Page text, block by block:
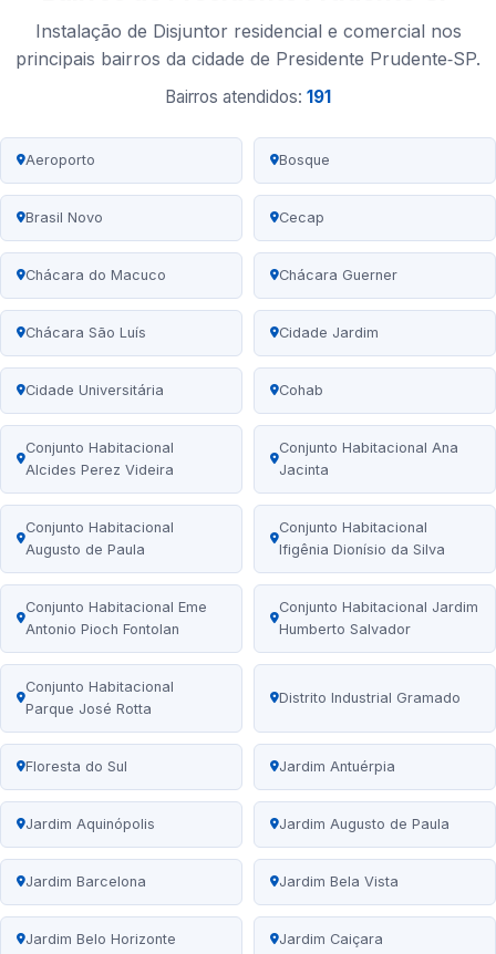
Instalação de Disjuntor residencial e comercial nos
principais bairros da cidade de Presidente Prudente‑SP.
Bairros atendidos: 191
Aeroporto Bosque
Brasil Novo Cecap
Chácara do Macuco Chácara Guerner
Chácara São Luís Cidade Jardim
Cidade Universitária Cohab
Conjunto Habitacional
Alcides Perez Videira
Conjunto Habitacional Ana
Jacinta
Conjunto Habitacional
Augusto de Paula
Conjunto Habitacional
Ifigênia Dionísio da Silva
Conjunto Habitacional Eme
Antonio Pioch Fontolan
Conjunto Habitacional Jardim
Humberto Salvador
Conjunto Habitacional
Parque José Rotta
Distrito Industrial Gramado
Floresta do Sul Jardim Antuérpia
Jardim Aquinópolis Jardim Augusto de Paula
Jardim Barcelona Jardim Bela Vista
Jardim Belo Horizonte Jardim Caiçara